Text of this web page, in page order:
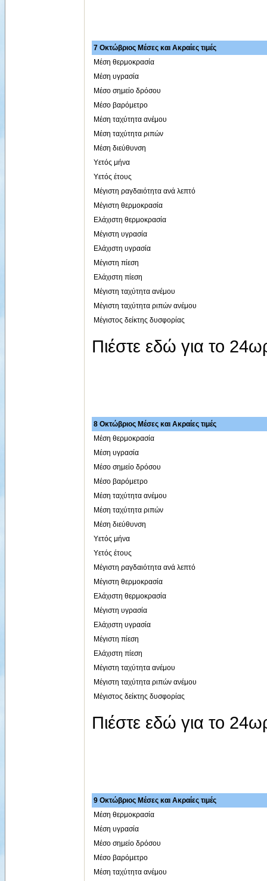
7 Οκτώβριος Μέσες και Ακραίες τιμές
Μέση θερμοκρασία
Μέση υγρασία
Μέσο σημείο δρόσου
Μέσο βαρόμετρο
Μέση ταχύτητα ανέμου
Μέση ταχύτητα ριπών
Μέση διεύθυνση
Υετός μήνα
Υετός έτους
Μέγιστη ραγδαιότητα ανά λεπτό
Μέγιστη θερμοκρασία
Ελάχιστη θερμοκρασία
Μέγιστη υγρασία
Ελάχιστη υγρασία
Μέγιστη πίεση
Ελάχιστη πίεση
Μέγιστη ταχύτητα ανέμου
Μέγιστη ταχύτητα ριπών ανέμου
Μέγιστος δείκτης δυσφορίας
Πιέστε εδώ για το
8 Οκτώβριος Μέσες και Ακραίες τιμές
Μέση θερμοκρασία
Μέση υγρασία
Μέσο σημείο δρόσου
Μέσο βαρόμετρο
Μέση ταχύτητα ανέμου
Μέση ταχύτητα ριπών
Μέση διεύθυνση
Υετός μήνα
Υετός έτους
Μέγιστη ραγδαιότητα ανά λεπτό
Μέγιστη θερμοκρασία
Ελάχιστη θερμοκρασία
Μέγιστη υγρασία
Ελάχιστη υγρασία
Μέγιστη πίεση
Ελάχιστη πίεση
Μέγιστη ταχύτητα ανέμου
Μέγιστη ταχύτητα ριπών ανέμου
Μέγιστος δείκτης δυσφορίας
Πιέστε εδώ για το
9 Οκτώβριος Μέσες και Ακραίες τιμές
Μέση θερμοκρασία
Μέση υγρασία
Μέσο σημείο δρόσου
Μέσο βαρόμετρο
Μέση ταχύτητα ανέμου